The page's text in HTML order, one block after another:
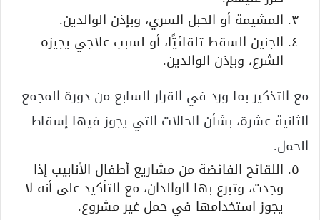
المشيمة أو الحبل السري، وبإذن الوالدين.
الجنين السقط تلقائيًّا، أو لسبب علاجي يجيزه
الشرع، وبإذن الوالدين.
مع التذكير بما ورد في القرار السابع من دورة المجمع
الثانية عشرة، بشأن الحالات التي يجوز فيها إسقاط
الحمل.
اللقائح الفائضة من مشاريع أطفال الأنابيب إذا
وجدت، وتبرع بها الوالدان، مع التأكيد على أنه لا
يجوز استخدامها في حمل غير مشروع.